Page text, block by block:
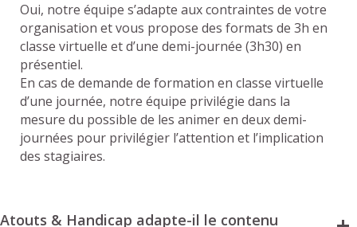
Oui, notre équipe s’adapte aux contraintes de votre
organisation et vous propose des formats de 3h en
classe virtuelle et d’une demi-journée (3h30) en
présentiel.
En cas de demande de formation en classe virtuelle
d’une journée, notre équipe privilégie dans la
mesure du possible de les animer en deux demi-
journées pour privilégier l’attention et l’implication
des stagiaires.
Atouts & Handicap adapte-il le contenu